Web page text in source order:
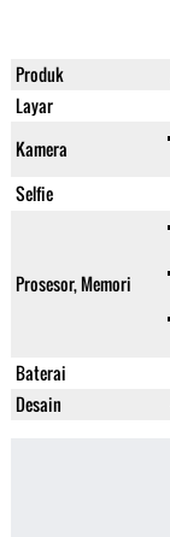
Produk
Layar
Kamera
Selfie
Prosesor, Memori
Baterai
Desain